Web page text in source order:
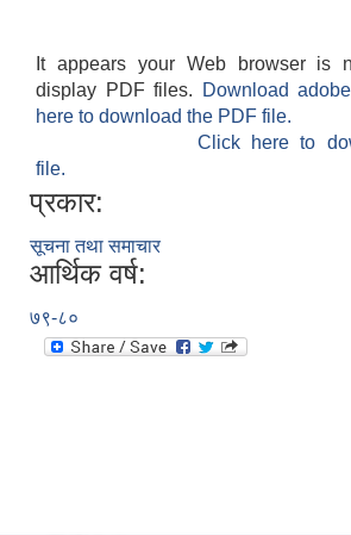
It appears your Web browser is
display PDF files.
Download
here to download the PDF file.
Click here to
file.
प्रकार:
सूचना तथा समाचार
आर्थिक वर्ष:
७९-८०